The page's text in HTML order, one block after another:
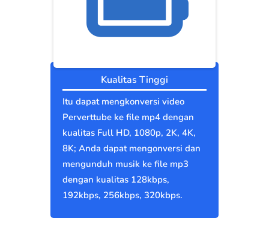
Kualitas Tinggi
Itu dapat mengkonversi video
Perverttube ke file mp4 dengan
kualitas Full HD, 1080p, 2K, 4K,
8K; Anda dapat mengonversi dan
mengunduh musik ke file mp3
dengan kualitas 128kbps,
192kbps, 256kbps, 320kbps.